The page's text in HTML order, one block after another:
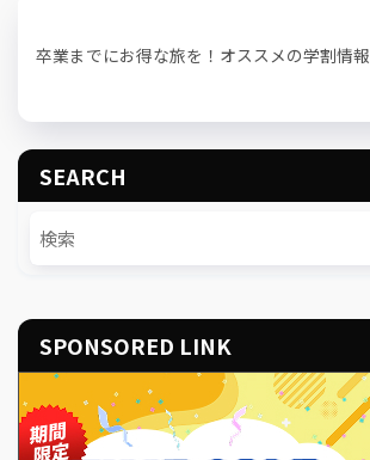
卒業までにお得な旅を！オススメの学割情報
SEARCH
SPONSORED LINK